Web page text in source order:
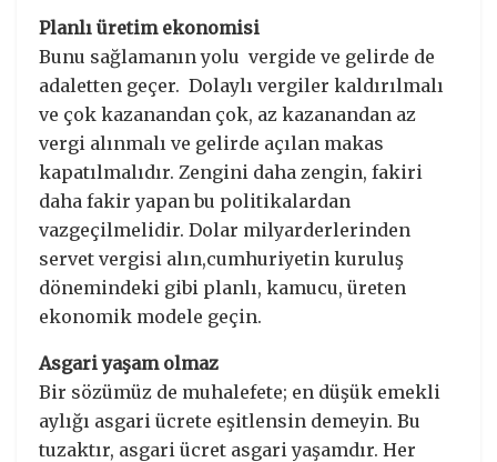
Planlı üretim ekonomisi
Bunu sağlamanın yolu vergide ve gelirde de
adaletten geçer. Dolaylı vergiler kaldırılmalı
ve çok kazanandan çok, az kazanandan az
vergi alınmalı ve gelirde açılan makas
kapatılmalıdır. Zengini daha zengin, fakiri
daha fakir yapan bu politikalardan
vazgeçilmelidir. Dolar milyarderlerinden
servet vergisi alın,cumhuriyetin kuruluş
dönemindeki gibi planlı, kamucu, üreten
ekonomik modele geçin.
Asgari yaşam olmaz
Bir sözümüz de muhalefete; en düşük emekli
aylığı asgari ücrete eşitlensin demeyin. Bu
tuzaktır, asgari ücret asgari yaşamdır. Her